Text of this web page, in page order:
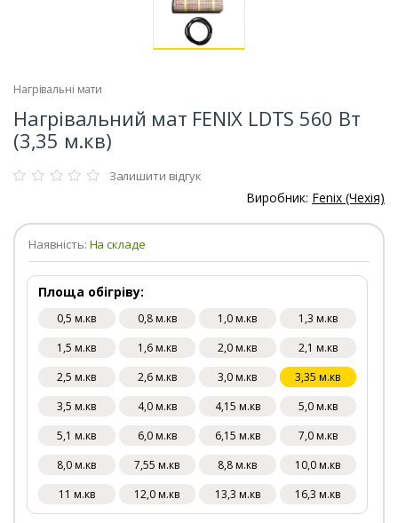
Нагрівальні мати
Нагрівальний мат FENIX LDTS 560 Вт
(3,35 м.кв)
Залишити відгук
Виробник: Fenix (Чехія)
Наявність: На складе
Площа обігріву:
0,5 м.кв 0,8 м.кв 1,0 м.кв
1,3 м.кв
1,5 м.кв
1,6 м.кв 2,0 м.кв
2,1 м.кв
2,5 м.кв
2,6 м.кв 3,0 м.кв
3,35 м.кв
3,5 м.кв
4,0 м.кв 4,15 м.кв
5,0 м.кв
5,1 м.кв
6,0 м.кв 6,15 м.кв
7,0 м.кв
8,0 м.кв
7,55 м.кв 8,8 м.кв
10,0 м.кв
11 м.кв
12,0 м.кв 13,3 м.кв 16,3 м.кв